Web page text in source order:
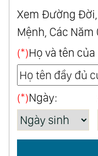
Xem Đường Đời,
Mệnh, Các Năm
(*)Họ và tên của
(*)Ngày: